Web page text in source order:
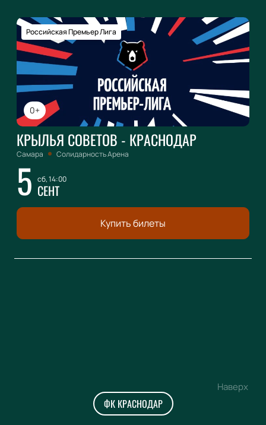
0+
Российская Премьер Лига
КРЫЛЬЯ СОВЕТОВ - КРАСНОДАР
Самара Солидарность Арена
5 сб, 14:00
СЕНТ
Купить билеты
Наверх
ФК КРАСНОДАР